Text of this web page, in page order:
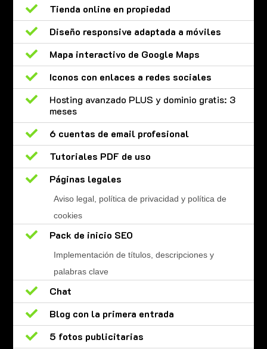

Tienda online en propiedad

Diseño responsive adaptada a móviles

Mapa interactivo de Google Maps

Iconos con enlaces a redes sociales

Hosting avanzado PLUS y dominio gratis: 3
meses

6 cuentas de email profesional

Tutoriales PDF de uso

Páginas legales
Aviso legal, política de privacidad y política de
cookies
 Pack de inicio SEO
Implementación de títulos, descripciones y
palabras clave

Chat

Blog con la primera entrada

5 fotos publicitarias